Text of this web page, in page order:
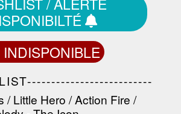
/ ALERTE
/ Little Hero / Action Fire /